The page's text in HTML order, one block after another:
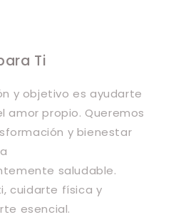
Ti
y objetivo es ayudarte
amor propio. Queremos
y bienestar
saludable.
cuidarte física y
esencial.